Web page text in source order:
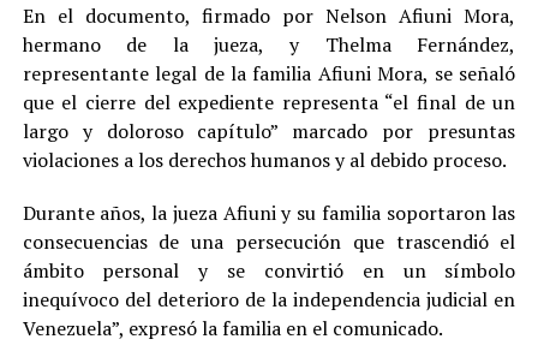
En el documento, firmado por Nelson Afiuni Mora,
hermano de la jueza, y Thelma Fernández,
representante legal de la familia Afiuni Mora, se señaló
que el cierre del expediente representa “el final de un
largo y doloroso capítulo” marcado por presuntas
violaciones a los derechos humanos y al debido proceso.
Durante años, la jueza Afiuni y su familia soportaron las
consecuencias de una persecución que trascendió el
ámbito personal y se convirtió en un símbolo
inequívoco del deterioro de la independencia judicial en
Venezuela”, expresó la familia en el comunicado.